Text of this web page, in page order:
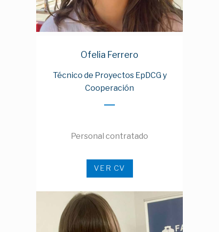
Ofelia Ferrero
Técnico de Proyectos EpDCG y
Cooperación
Personal contratado
VER CV